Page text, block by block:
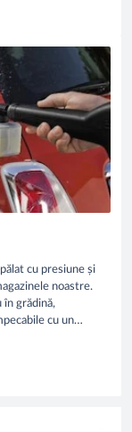
cu presiune și
noastre.
în grădină,
cu un